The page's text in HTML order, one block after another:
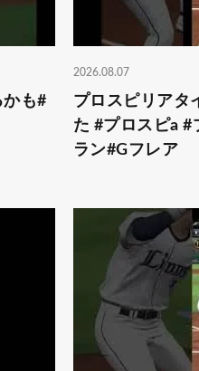
かも#
2026.08.07
プロスピリアタ
た #プロスピa
ラン#Gフレア